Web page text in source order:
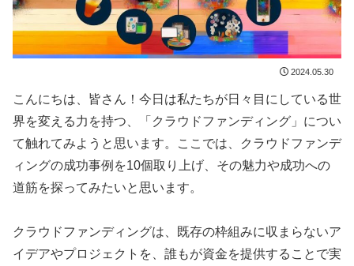
2024.05.30
こんにちは、皆さん！今日は私たちが日々目にしている世
界を変える力を持つ、「クラウドファンディング」につい
て触れてみようと思います。ここでは、クラウドファンデ
ィングの成功事例を10個取り上げ、その魅力や成功への
道筋を探ってみたいと思います。
クラウドファンディングは、既存の枠組みに収まらないア
イデアやプロジェクトを、誰もが資金を提供することで実